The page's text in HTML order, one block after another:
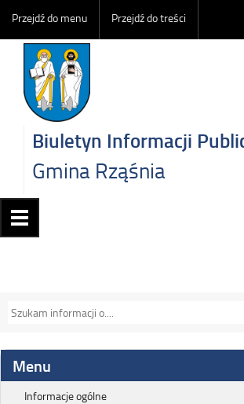
Przejdź do menu Przejdź do treści
Biuletyn Informacji
Gmina Rząśnia
Menu
Informacje ogólne